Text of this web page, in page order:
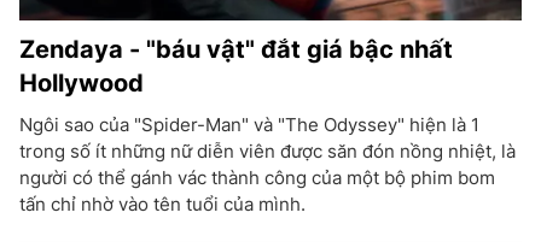
Zendaya - "báu vật" đắt giá bậc nhất
Hollywood
Ngôi sao của "Spider-Man" và "The Odyssey" hiện là 1
trong số ít những nữ diễn viên được săn đón nồng nhiệt, là
người có thể gánh vác thành công của một bộ phim bom
tấn chỉ nhờ vào tên tuổi của mình.